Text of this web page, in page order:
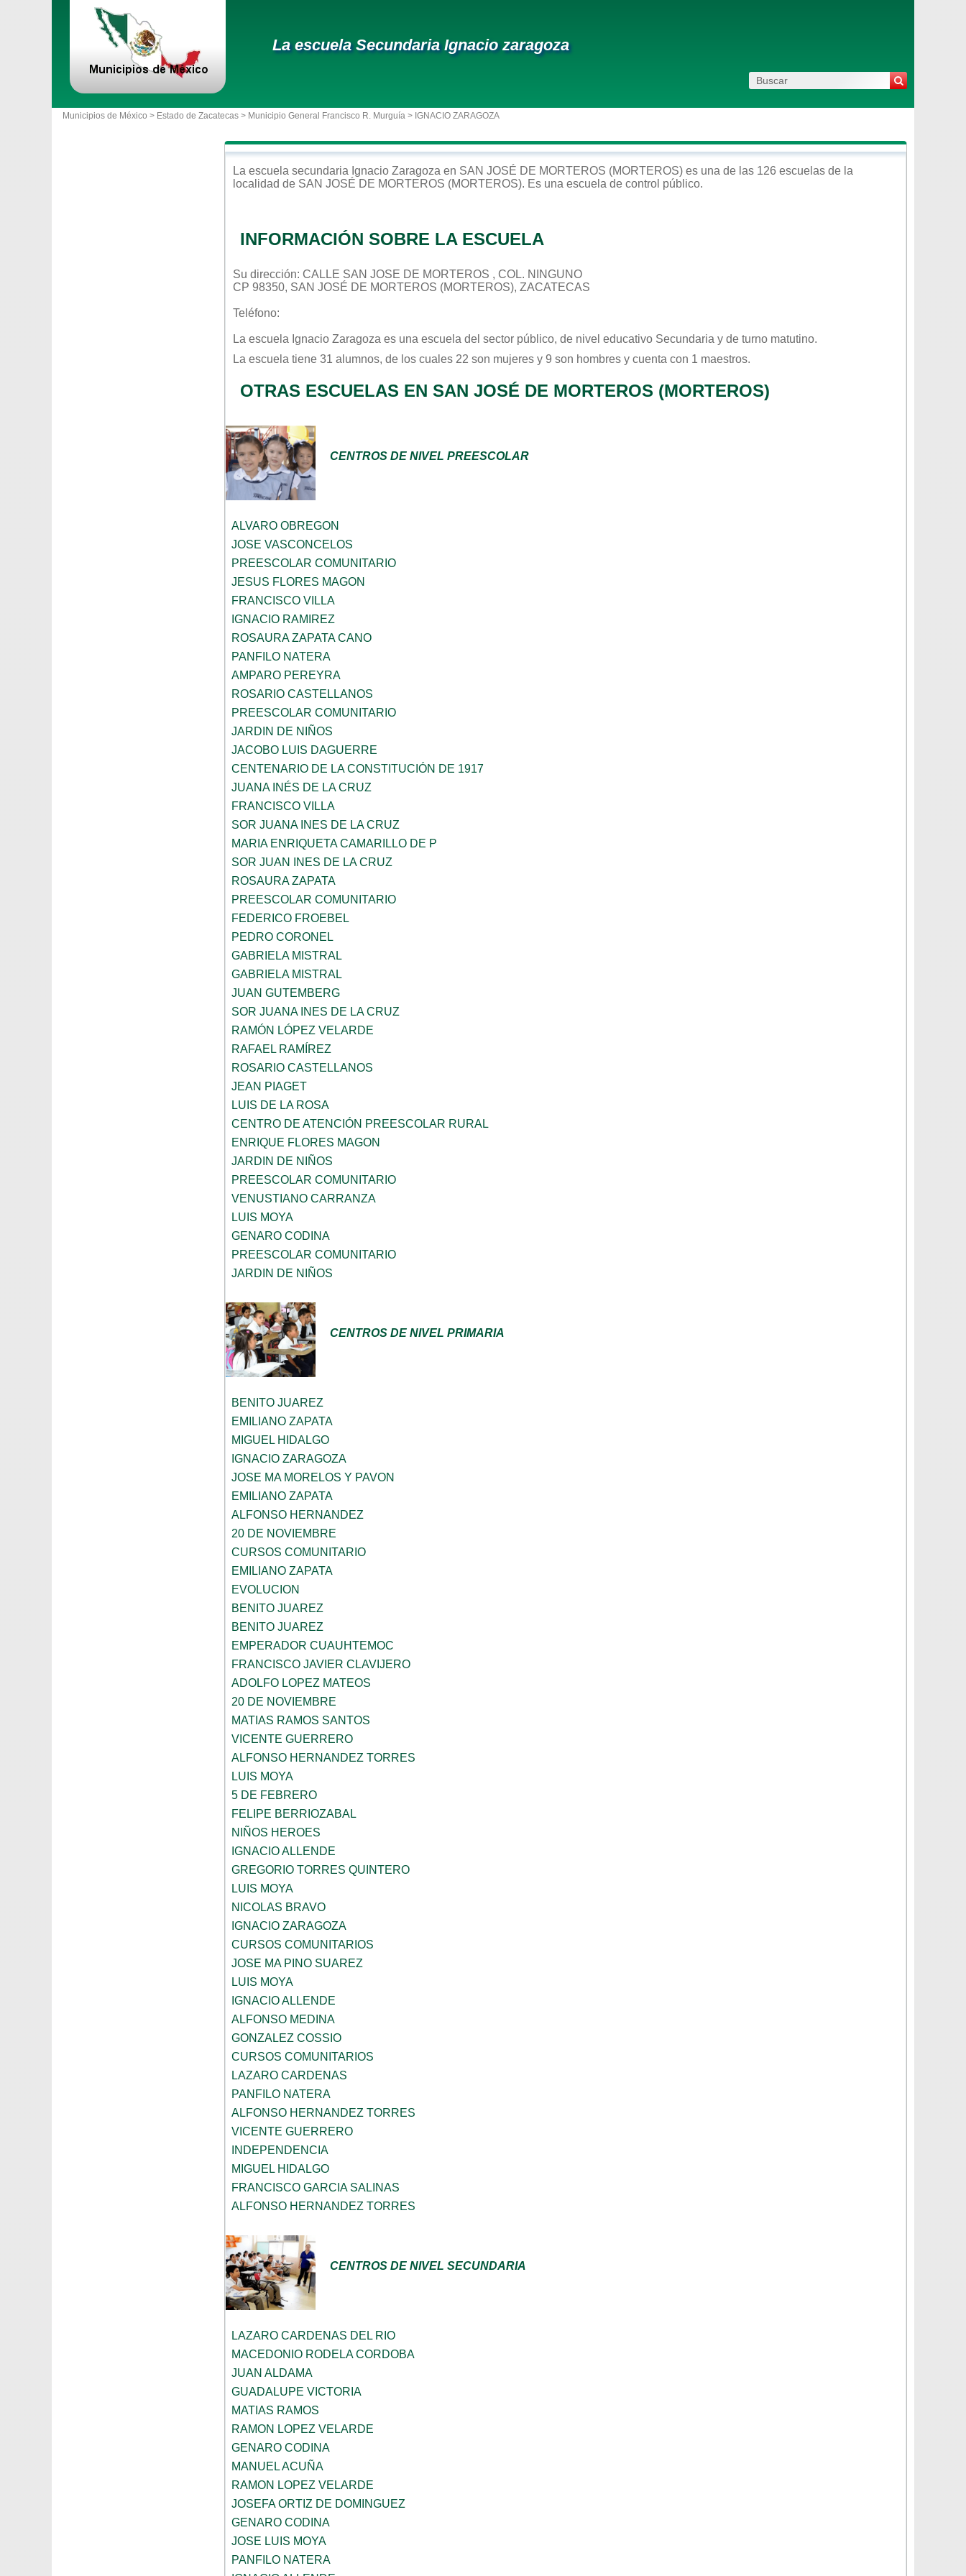
La escuela Secundaria Ignacio zaragoza
Municipios de México > Estado de Zacatecas > Municipio General Francisco R. Murguía > IGNACIO ZARAGOZA
La escuela secundaria Ignacio Zaragoza en SAN JOSÉ DE MORTEROS (MORTEROS) es una de las 126 escuelas de la
localidad de SAN JOSÉ DE MORTEROS (MORTEROS). Es una escuela de control público.
INFORMACIÓN SOBRE LA ESCUELA
Su dirección: CALLE SAN JOSE DE MORTEROS , COL. NINGUNO
CP 98350, SAN JOSÉ DE MORTEROS (MORTEROS), ZACATECAS
Teléfono:
La escuela Ignacio Zaragoza es una escuela del sector público, de nivel educativo Secundaria y de turno matutino.
La escuela tiene 31 alumnos, de los cuales 22 son mujeres y 9 son hombres y cuenta con 1 maestros.
OTRAS ESCUELAS EN SAN JOSÉ DE MORTEROS (MORTEROS)
CENTROS DE NIVEL PREESCOLAR
ALVARO OBREGON
JOSE VASCONCELOS
PREESCOLAR COMUNITARIO
JESUS FLORES MAGON
FRANCISCO VILLA
IGNACIO RAMIREZ
ROSAURA ZAPATA CANO
PANFILO NATERA
AMPARO PEREYRA
ROSARIO CASTELLANOS
PREESCOLAR COMUNITARIO
JARDIN DE NIÑOS
JACOBO LUIS DAGUERRE
CENTENARIO DE LA CONSTITUCIÓN DE 1917
JUANA INÉS DE LA CRUZ
FRANCISCO VILLA
SOR JUANA INES DE LA CRUZ
MARIA ENRIQUETA CAMARILLO DE P
SOR JUAN INES DE LA CRUZ
ROSAURA ZAPATA
PREESCOLAR COMUNITARIO
FEDERICO FROEBEL
PEDRO CORONEL
GABRIELA MISTRAL
GABRIELA MISTRAL
JUAN GUTEMBERG
SOR JUANA INES DE LA CRUZ
RAMÓN LÓPEZ VELARDE
RAFAEL RAMÍREZ
ROSARIO CASTELLANOS
JEAN PIAGET
LUIS DE LA ROSA
CENTRO DE ATENCIÓN PREESCOLAR RURAL
ENRIQUE FLORES MAGON
JARDIN DE NIÑOS
PREESCOLAR COMUNITARIO
VENUSTIANO CARRANZA
LUIS MOYA
GENARO CODINA
PREESCOLAR COMUNITARIO
JARDIN DE NIÑOS
CENTROS DE NIVEL PRIMARIA
BENITO JUAREZ
EMILIANO ZAPATA
MIGUEL HIDALGO
IGNACIO ZARAGOZA
JOSE MA MORELOS Y PAVON
EMILIANO ZAPATA
ALFONSO HERNANDEZ
20 DE NOVIEMBRE
CURSOS COMUNITARIO
EMILIANO ZAPATA
EVOLUCION
BENITO JUAREZ
BENITO JUAREZ
EMPERADOR CUAUHTEMOC
FRANCISCO JAVIER CLAVIJERO
ADOLFO LOPEZ MATEOS
20 DE NOVIEMBRE
MATIAS RAMOS SANTOS
VICENTE GUERRERO
ALFONSO HERNANDEZ TORRES
LUIS MOYA
5 DE FEBRERO
FELIPE BERRIOZABAL
NIÑOS HEROES
IGNACIO ALLENDE
GREGORIO TORRES QUINTERO
LUIS MOYA
NICOLAS BRAVO
IGNACIO ZARAGOZA
CURSOS COMUNITARIOS
JOSE MA PINO SUAREZ
LUIS MOYA
IGNACIO ALLENDE
ALFONSO MEDINA
GONZALEZ COSSIO
CURSOS COMUNITARIOS
LAZARO CARDENAS
PANFILO NATERA
ALFONSO HERNANDEZ TORRES
VICENTE GUERRERO
INDEPENDENCIA
MIGUEL HIDALGO
FRANCISCO GARCIA SALINAS
ALFONSO HERNANDEZ TORRES
CENTROS DE NIVEL SECUNDARIA
LAZARO CARDENAS DEL RIO
MACEDONIO RODELA CORDOBA
JUAN ALDAMA
GUADALUPE VICTORIA
MATIAS RAMOS
RAMON LOPEZ VELARDE
GENARO CODINA
MANUEL ACUÑA
RAMON LOPEZ VELARDE
JOSEFA ORTIZ DE DOMINGUEZ
GENARO CODINA
JOSE LUIS MOYA
PANFILO NATERA